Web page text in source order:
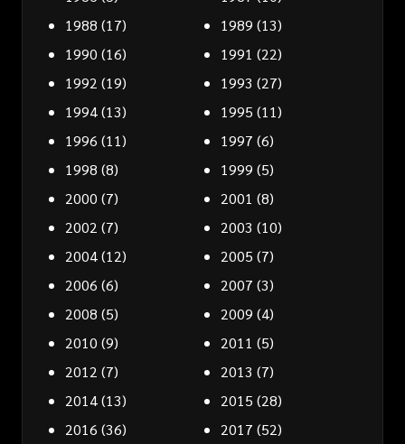
1988 (17) 1989 (13)
1990 (16) 1991 (22)
1992 (19) 1993 (27)
1994(13) 1995 (11)
1996 (11) 1997 (6)
1998 (8) 1999 (5)
2000 (7) 2001 (8)
2002 (7) 2003 (10)
2004(12) 2005 (7)
2006 (6) 2007 (3)
2008 (5) 2009 (4)
2010 (9) 2011 (5)
2012 (7) 2013 (7)
2014(13) 2015 (28)
2016 (36) 2017 (52)